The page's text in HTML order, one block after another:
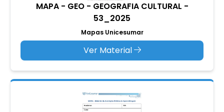
MAPA - GEO - GEOGRAFIA CULTURAL -
53_2025
Mapas Unicesumar
Ver Material